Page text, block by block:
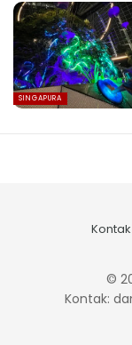
SINGAPURA
Kontak
©
Kontak: